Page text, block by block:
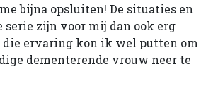
bijna opsluiten! De situaties en
serie zijn voor mij dan ook erg
die ervaring kon ik wel putten om
dementerende vrouw neer te